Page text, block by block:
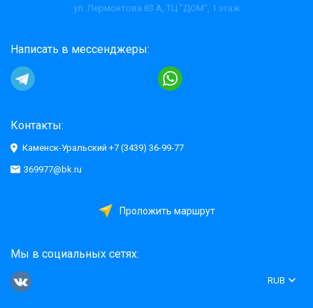
ул. Лермонтова 83 А, ТЦ "ДОМ", 1 этаж
Написать в мессенджеры:
Контакты:
Каменск-Уральский +7 (3439) 36-99-77
369977@bk.ru
Проложить маршрут
Мы в социальных сетях:
RUB